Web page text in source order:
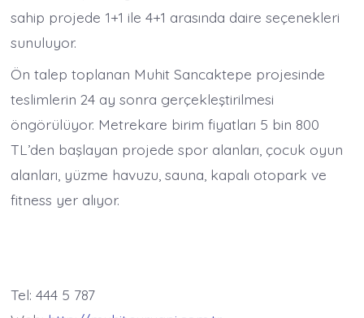
sahip projede 1+1 ile 4+1 arasında daire seçenekleri
sunuluyor.
Ön talep toplanan Muhit Sancaktepe projesinde
teslimlerin 24 ay sonra gerçekleştirilmesi
öngörülüyor. Metrekare birim fiyatları 5 bin 800
TL’den başlayan projede spor alanları, çocuk oyun
alanları, yüzme havuzu, sauna, kapalı otopark ve
fitness yer alıyor.
Tel: 444 5 787